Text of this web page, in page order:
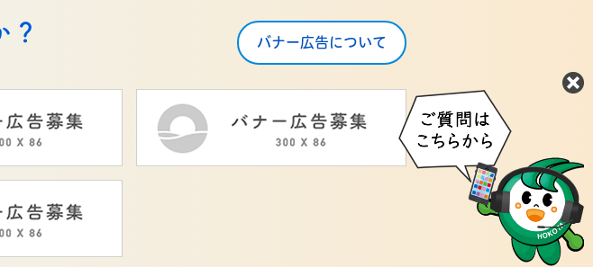
バナー広告について